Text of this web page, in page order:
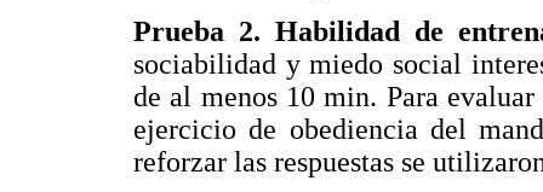
Prueba 2. Habilidad de
sociabilidad y miedo social
de al menos 10 min. Para
ejercicio de obediencia del
reforzar las respuestas se